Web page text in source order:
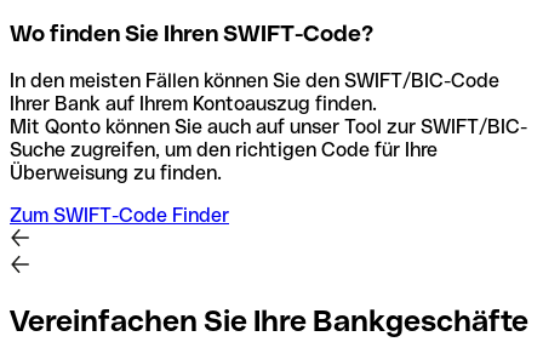
Wo finden Sie Ihren SWIFT-Code?
In den meisten Fällen können Sie den SWIFT/BIC-Code
Ihrer Bank auf Ihrem Kontoauszug finden.
Mit Qonto können Sie auch auf unser Tool zur SWIFT/BIC-
Suche zugreifen, um den richtigen Code für Ihre
Überweisung zu finden.
Zum SWIFT-Code Finder
Vereinfachen Sie Ihre Bankgeschäfte